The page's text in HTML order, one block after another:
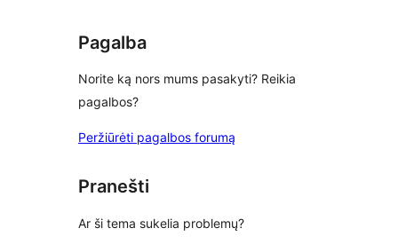
Pagalba
Norite ką nors mums pasakyti? Reikia
pagalbos?
Peržiūrėti pagalbos forumą
Pranešti
Ar ši tema sukelia problemų?